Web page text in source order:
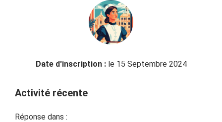
Date d'inscription :le 15 Septembre 2024
Activité récente
Réponse dans :